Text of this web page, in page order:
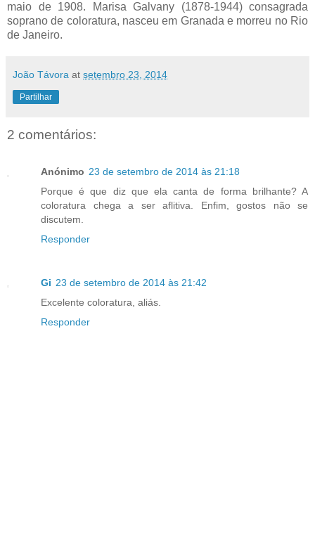
maio de 1908. Marisa Galvany (1878-1944) consagrada
soprano de coloratura, nasceu em Granada e morreu no Rio
de Janeiro.
João Távora at setembro 23, 2014
Partilhar
2 comentários:
Anónimo 23 de setembro de 2014 às 21:18
Porque é que diz que ela canta de forma brilhante? A
coloratura chega a ser aflitiva. Enfim, gostos não se
discutem.
Responder
Gi 23 de setembro de 2014 às 21:42
Excelente coloratura, aliás.
Responder